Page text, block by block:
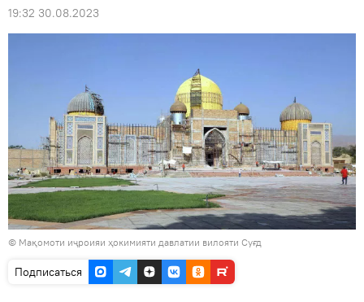
19:32 30.08.2023
© Мақомоти иҷроияи ҳокимияти давлатии вилояти Суғд
Подписаться